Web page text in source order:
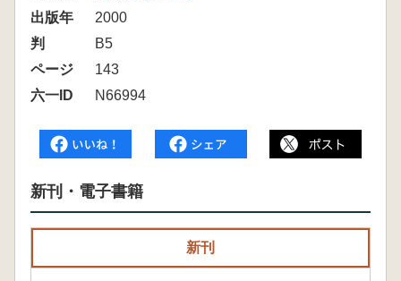
出版年
2000
判
B5
ページ
143
六一ID
N66994
新刊・電子書籍
新刊